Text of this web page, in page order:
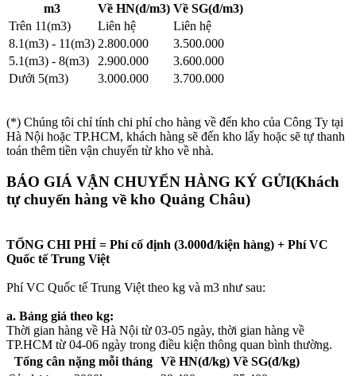
m3
Về HN(đ/m3) Về SG(đ/m3)
Trên 11(m3)
Liên hệ
Liên hệ
8.1(m3) - 11(m3) 2.800.000
3.500.000
5.1(m3) - 8(m3)
2.900.000
3.600.000
Dưới 5(m3)
3.000.000 3.700.000
(*) Chúng tôi chỉ tính chi phí cho hàng về đến kho của Công Ty tại
Hà Nội hoặc TP.HCM, khách hàng sẽ đến kho lấy hoặc sẽ tự thanh
toán thêm tiền vận chuyển từ kho về nhà.
BÁO GIÁ VẬN CHUYỂN HÀNG KÝ GỬI(Khách
tự chuyển hàng về kho Quảng Châu)
TỔNG CHI PHÍ = Phí cố định (3.000đ/kiện hàng) + Phí VC
Quốc tế Trung Việt
Phí VC Quốc tế Trung Việt theo kg và m3 như sau:
a. Bảng giá theo kg:
Thời gian hàng về Hà Nội từ 03-05 ngày, thời gian hàng về
TP.HCM từ 04-06 ngày trong điều kiện thông quan bình thường.
Tổng cân nặng mỗi tháng
Về HN(đ/kg) Về SG(đ/kg)